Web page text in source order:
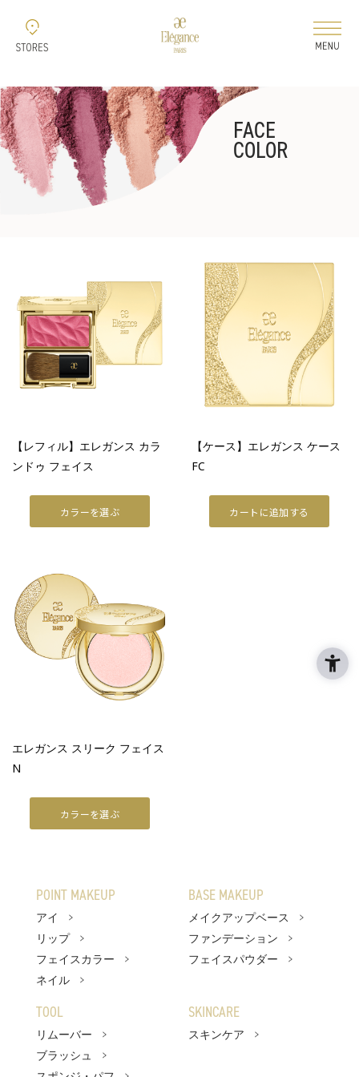
新着情報
コレクション
ELEGANCE 2026 AUTUMN
AIRY LIQUID FOUNDATION
ELEGANCE 2026
MODELING COLOR BASE
ラ プードルシリーズ
商品情報トップ
POINT MAKEUP
フェイスカラー
BASE MAKEUP
ファンデーション
TOOL
WRAPPING
アーティスト
FACE
COLOR
【レフィル】エレガンス カラ
ンドゥ フェイス
カラーを選ぶ
【ケース】エレガンス ケース
FC
カートに追加する
エレガンス スリーク フェイス
N
カラーを選ぶ
POINT MAKEUP
アイ
リップ
フェイスカラー
ネイル
BASE MAKEUP
メイクアップベース
ファンデーション
フェイスパウダー
TOOL
リムーバー
ブラッシュ
SKINCARE
スキンケア